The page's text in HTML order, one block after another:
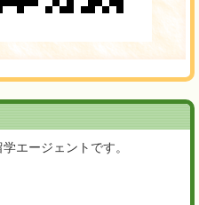
エージェントです。